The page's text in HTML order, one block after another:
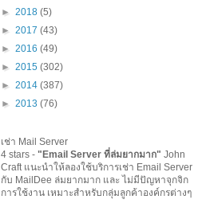
► 2018 (5)
► 2017 (43)
► 2016 (49)
► 2015 (302)
► 2014 (387)
► 2013 (76)
เช่า Mail Server
4 stars - " Email Server ที่ล่มยากมาก" John
Craft แนะนำให้ลองใช้บริการเช่า Email Server
กับ MailDee ล่มยากมาก และ ไม่มีปัญหาจุกจิก
การใช้งาน เหมาะสำหรับกลุ่มลูกค้าองค์กรต่างๆ